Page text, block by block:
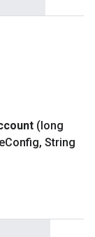
(long
Config, String